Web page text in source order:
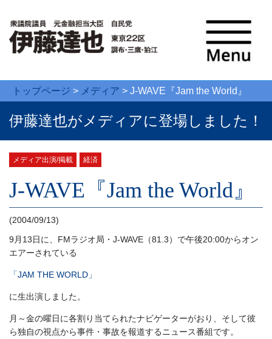
トップページ > メディア > J-WAVE『Jam the World』
伊藤達也がメディアに登場しました！
メディア出演/掲載 経済
J-WAVE『Jam the World』
(2004/09/13)
9月13日に、FMラジオ局・J-WAVE（81.3）で午後20:00からオン
エアーされている
「JAM THE WORLD」
に生出演しました。
月～金の曜日に各割り当てられたナビゲーターがおり、そして彼
ら独自の視点から事件・事故を報道するニュース番組です。